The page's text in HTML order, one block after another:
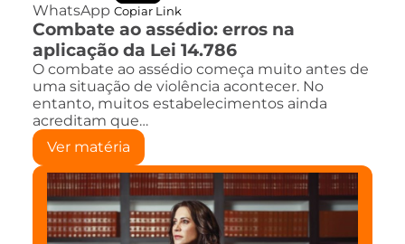
WhatsApp Copiar Link
Combate ao assédio: erros na
aplicação da Lei 14.786
O combate ao assédio começa muito antes de
uma situação de violência acontecer. No
entanto, muitos estabelecimentos ainda
acreditam que…
Ver matéria